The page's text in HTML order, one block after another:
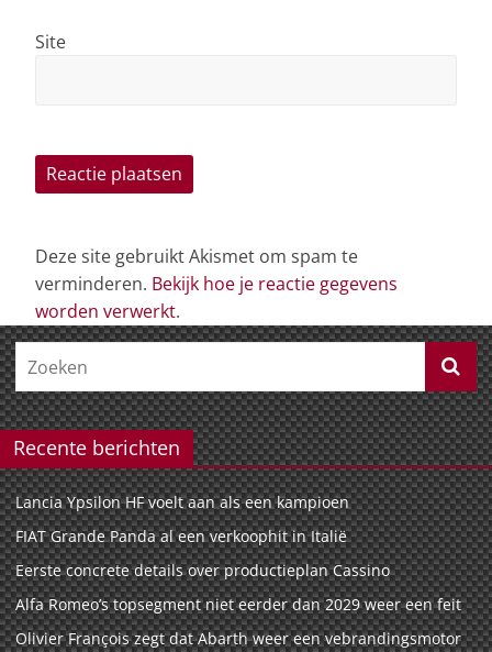
Site
Deze site gebruikt Akismet om spam te
verminderen. Bekijk hoe je reactie gegevens
worden verwerkt.
Recente berichten
Lancia Ypsilon HF voelt aan als een kampioen
FIAT Grande Panda al een verkoophit in Italië
Eerste concrete details over productieplan Cassino
Alfa Romeo’s topsegment niet eerder dan 2029 weer een feit
Olivier François zegt dat Abarth weer een vebrandingsmotor